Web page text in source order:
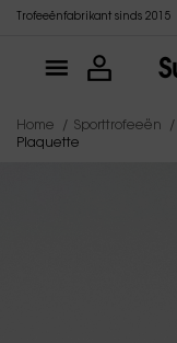
Trofeeënfabrikant sinds 2015
Home Sporttrofeeën
Plaquette